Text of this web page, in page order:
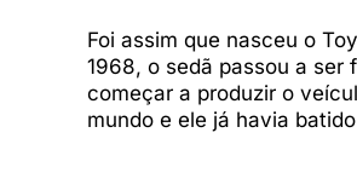
Foi assim que nasceu o
1968, o sedã passou a ser
começar a produzir o
mundo e ele já havia